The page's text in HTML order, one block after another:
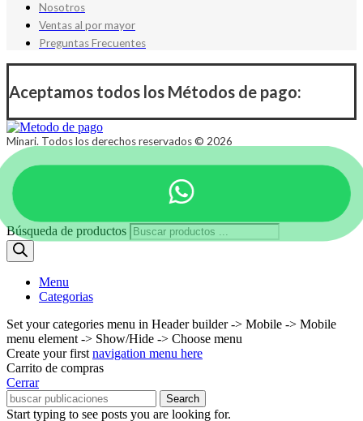
Nosotros
Ventas al por mayor
Preguntas Frecuentes
Aceptamos todos los Métodos de pago:
Minari. Todos los derechos reservados © 2026
Búsqueda de productos
Menu
Categorias
Set your categories menu in Header builder -> Mobile -> Mobile
menu element -> Show/Hide -> Choose menu
Create your first navigation menu here
Carrito de compras
Cerrar
Search
Start typing to see posts you are looking for.